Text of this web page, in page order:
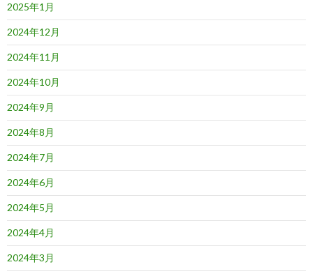
2025年1月
2024年12月
2024年11月
2024年10月
2024年9月
2024年8月
2024年7月
2024年6月
2024年5月
2024年4月
2024年3月